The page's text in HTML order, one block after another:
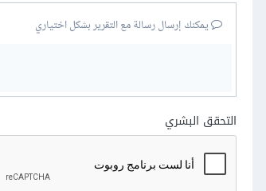
يمكنك إرسال رسالة مع التقرير بشكل اختياري
التحقق البشري